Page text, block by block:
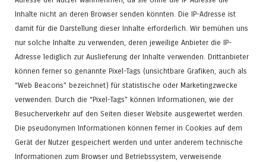
Inhalte nicht an deren Browser senden könnten. Die IP-Adresse ist
damit für die Darstellung dieser Inhalte erforderlich. Wir bemühen uns
nur solche Inhalte zu verwenden, deren jeweilige Anbieter die IP-
Adresse lediglich zur Auslieferung der Inhalte verwenden. Drittanbieter
können ferner so genannte Pixel-Tags (unsichtbare Grafiken, auch als
“Web Beacons” bezeichnet) für statistische oder Marketingzwecke
verwenden. Durch die “Pixel-Tags” können Informationen, wie der
Besucherverkehr auf den Seiten dieser Website ausgewertet werden.
Die pseudonymen Informationen können ferner in Cookies auf dem
Gerät der Nutzer gespeichert werden und unter anderem technische
Informationen zum Browser und Betriebssystem, verweisende